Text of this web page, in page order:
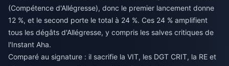
(Compétence d'Allégresse), donc le premier lancement donne
12 %, et le second porte le total à 24 %. Ces 24 % amplifient
tous les dégâts d'Allégresse, y compris les salves critiques de
l'Instant Aha.
Comparé au signature : il sacrifie la VIT, les DGT CRIT, la RE et